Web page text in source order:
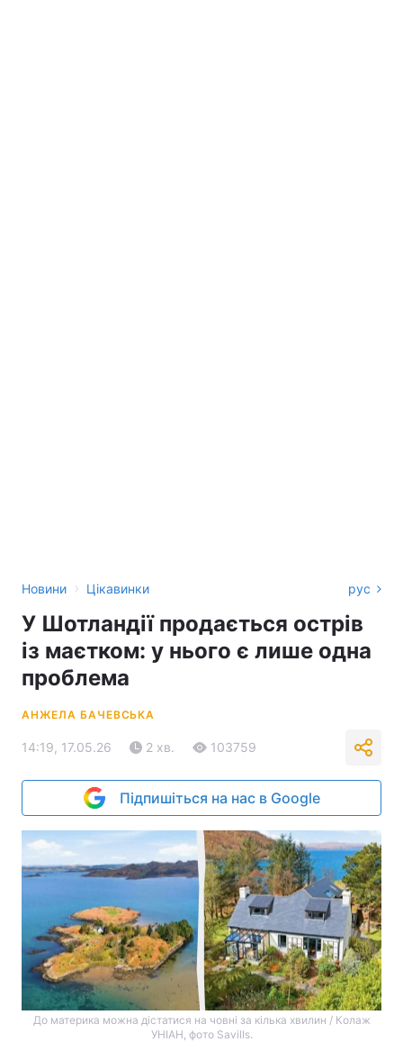
Новини › Цікавинки рус
У Шотландії продається острів
із маєтком: у нього є лише одна
проблема
АНЖЕЛА БАЧЕВСЬКА
14:19, 17.05.26 2 хв. 103759
Підпишіться на нас в Google
До материка можна дістатися на човні за кілька хвилин / Колаж
УНІАН, фото Savills.